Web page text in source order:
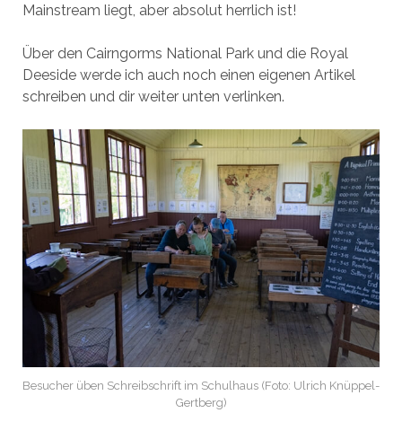
Mainstream liegt, aber absolut herrlich ist!
Über den Cairngorms National Park und die Royal
Deeside werde ich auch noch einen eigenen Artikel
schreiben und dir weiter unten verlinken.
Besucher üben Schreibschrift im Schulhaus (Foto: Ulrich Knüppel-
Gertberg)